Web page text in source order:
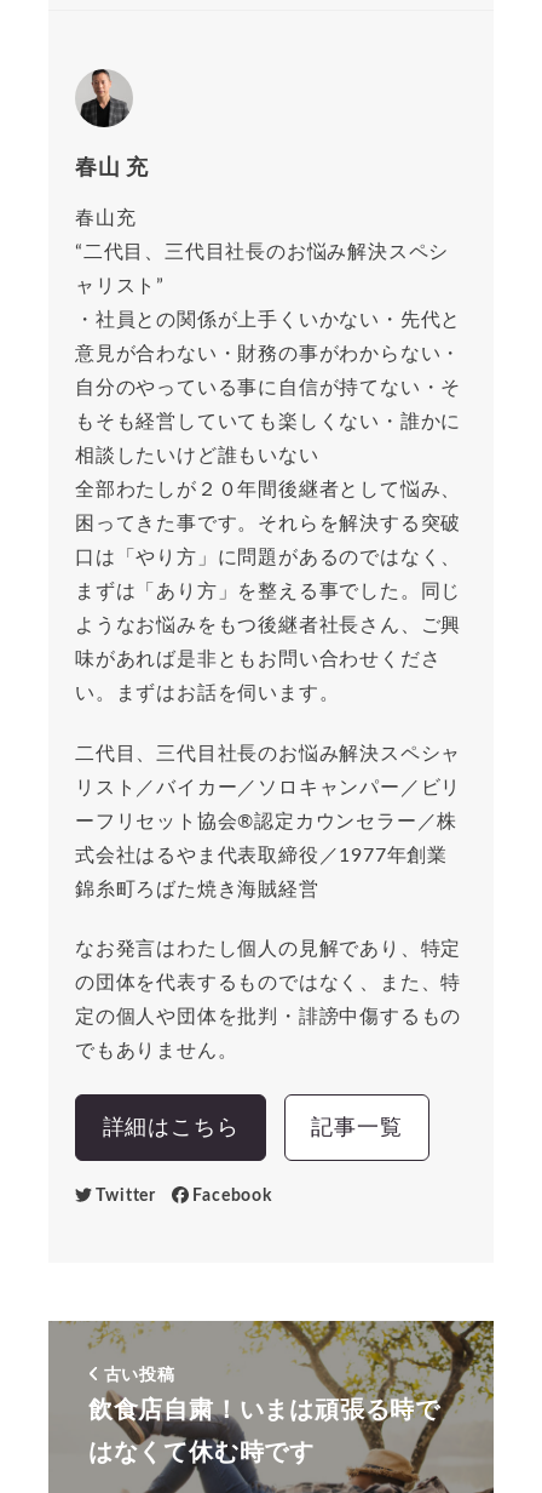
春山 充
春山充
“二代目、三代目社長のお悩み解決スペシ
ャリスト”
・社員との関係が上手くいかない・先代と
意見が合わない・財務の事がわからない・
自分のやっている事に自信が持てない・そ
もそも経営していても楽しくない・誰かに
相談したいけど誰もいない
全部わたしが２０年間後継者として悩み、
困ってきた事です。それらを解決する突破
口は「やり方」に問題があるのではなく、
まずは「あり方」を整える事でした。同じ
ようなお悩みをもつ後継者社長さん、ご興
味があれば是非ともお問い合わせくださ
い。まずはお話を伺います。
二代目、三代目社長のお悩み解決スペシャ
リスト／バイカー／ソロキャンパー／ビリ
ーフリセット協会®︎認定カウンセラー／株
式会社はるやま代表取締役／1977年創業
錦糸町ろばた焼き海賊経営
なお発言はわたし個人の見解であり、特定
の団体を代表するものではなく、また、特
定の個人や団体を批判・誹謗中傷するもの
でもありません。
詳細はこちら 記事一覧
Twitter Facebook
古い投稿
飲食店自粛！いまは頑張る時で
はなくて休む時です